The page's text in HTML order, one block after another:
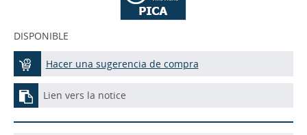
DISPONIBLE
Hacer una sugerencia de compra
Lien vers la notice